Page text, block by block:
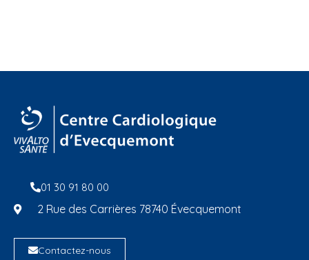
01 30 91 80 00
2 Rue des Carrières 78740 Évecquemont
Contactez-nous